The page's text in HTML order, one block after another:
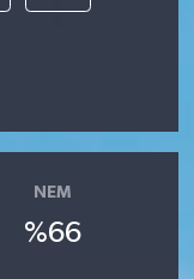
NEM
%66